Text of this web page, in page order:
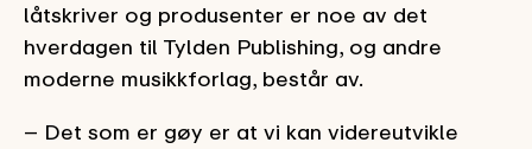
låtskriver og produsenter er noe av det
hverdagen til Tylden Publishing, og andre
moderne musikkforlag, består av.
– Det som er gøy er at vi kan videreutvikle